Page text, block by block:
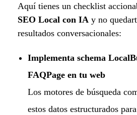
Aquí tienes un checklist
SEO Local con IA y no
resultados conversacionales:
Implementa schema
FAQPage en tu web
Los motores de búsqueda
estos datos estructurados